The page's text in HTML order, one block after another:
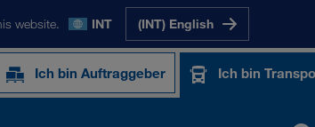
website. INT (INT) English
Ich bin Auftraggeber Ich bin